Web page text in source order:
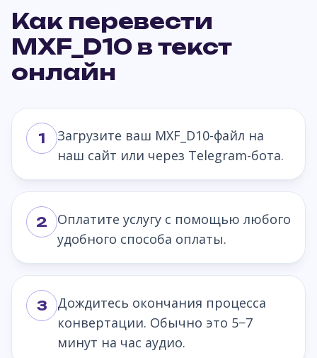
Как перевести
MXF_D10 в текст
онлайн
1
Загрузите ваш MXF_D10-файл на
наш сайт или через Telegram-бота.
2
Оплатите услугу с помощью любого
удобного способа оплаты.
3
Дождитесь окончания процесса
конвертации. Обычно это 5−7
минут на час аудио.